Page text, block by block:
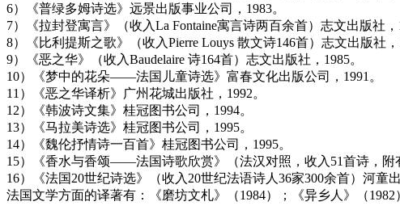
6）《普绿多姆诗选》远景出版事业公司，1983。
7）《拉封登寓言》（收入La Fontaine寓言诗两百余首）志文出版社，
8）《比利提斯之歌》（收入Pierre Louys 散文诗146首）志文出版社，
9）《恶之华》（收入Baudelaire 诗164首）志文出版社，1985。
10）《梦中的花朵——法国儿童诗选》富春文化出版公司，1991。
11）《恶之华译析》广州花城出版社，1992。
12）《韩波诗文集》桂冠图书公司，1994。
13）《马拉美诗选》桂冠图书公司，1995。
14）《魏伦抒情诗一百首》桂冠图书公司，1995。
15）《香水与香颂——法国诗歌欣赏》（法汉对照，收入51首诗，附
16）《法国20世纪诗选》（收入20世纪法语诗人36家300余首）河童
法国文学方面的译著有：《磨坊文札》（1984）；《异乡人》（